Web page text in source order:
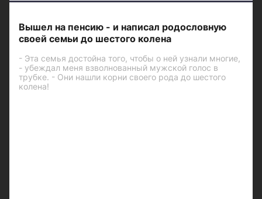
Вышел на пенсию - и написал родословную
своей семьи до шестого колена
- Эта семья достойна того, чтобы о ней узнали многие,
- убеждал меня взволнованный мужской голос в
трубке. - Они нашли корни своего рода до шестого
колена!